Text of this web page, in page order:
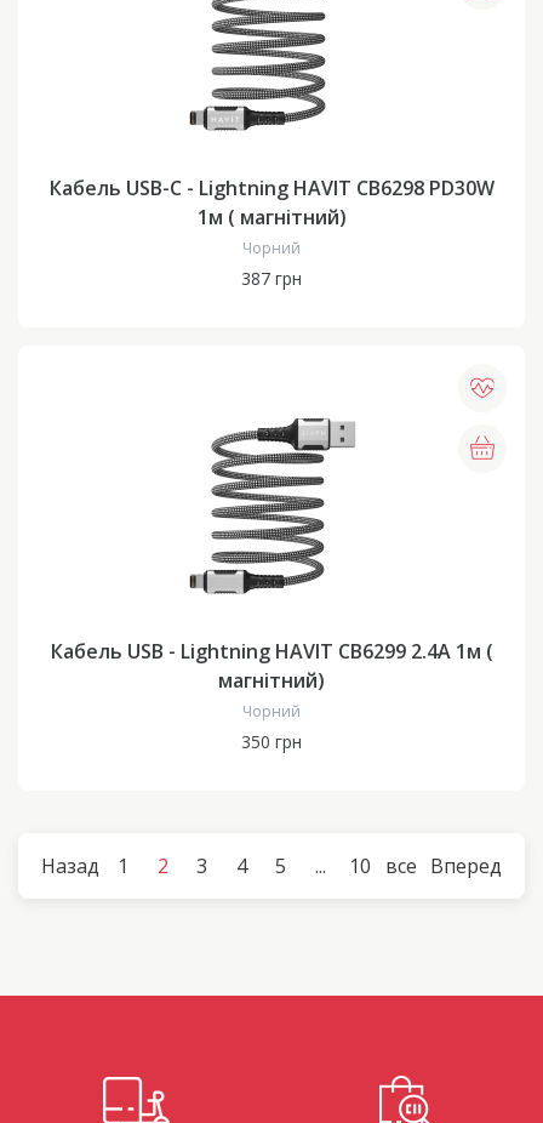
Кабель USB-C - Lightning HAVIT CB6298 PD30W
1м ( магнітний)
Чорний
387 грн
Кабель USB - Lightning HAVIT CB6299 2.4A 1м (
магнітний)
Чорний
350 грн
Назад 1 2 3 4 5 ... 10 все Вперед